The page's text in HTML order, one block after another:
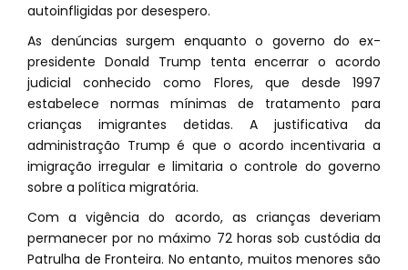
autoinfligidas por desespero.
As denúncias surgem enquanto o governo do ex-
presidente Donald Trump tenta encerrar o acordo
judicial conhecido como Flores, que desde 1997
estabelece normas mínimas de tratamento para
crianças imigrantes detidas. A justificativa da
administração Trump é que o acordo incentivaria a
imigração irregular e limitaria o controle do governo
sobre a política migratória.
Com a vigência do acordo, as crianças deveriam
permanecer por no máximo 72 horas sob custódia da
Patrulha de Fronteira. No entanto, muitos menores são